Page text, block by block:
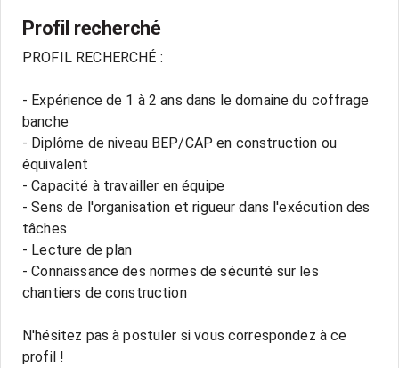
Profil recherché
PROFIL RECHERCHÉ :
- Expérience de 1 à 2 ans dans le domaine du coffrage
banche
- Diplôme de niveau BEP/CAP en construction ou
équivalent
- Capacité à travailler en équipe
- Sens de l'organisation et rigueur dans l'exécution des
tâches
- Lecture de plan
- Connaissance des normes de sécurité sur les
chantiers de construction
N'hésitez pas à postuler si vous correspondez à ce